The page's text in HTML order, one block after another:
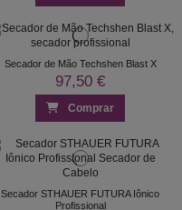
Secador de Mão Techshen Blast X
97,50 €
Comprar
Secador STHAUER FUTURA Iônico
Profissional